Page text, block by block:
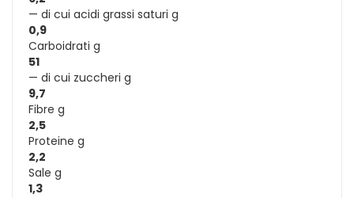
— di cui acidi grassi saturi g
0,9
Carboidrati g
51
— di cui zuccheri g
9,7
Fibre g
2,5
Proteine g
2,2
Sale g
1,3